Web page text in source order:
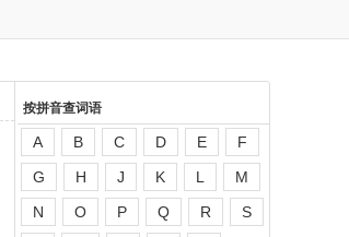
按拼音查词语
A B C D E
F
G
H J K L
M
N
O P Q R
S